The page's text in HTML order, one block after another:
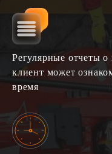
Регулярные отчеты о
клиент может
время